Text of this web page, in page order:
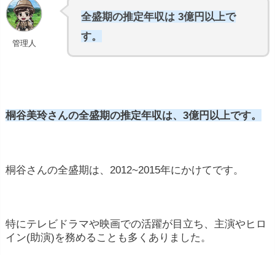
管理人
全盛期の推定年収は 3億円以上で
す。
桐谷美玲さんの全盛期の推定年収は、3億円以上です。
桐谷さんの全盛期は、2012~2015年にかけてです。
特にテレビドラマや映画での活躍が目立ち、主演やヒロ
イン(助演)を務めることも多くありました。